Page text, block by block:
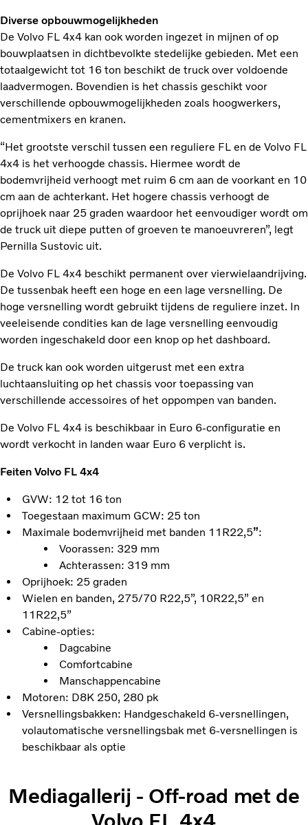
Diverse opbouwmogelijkheden
De Volvo FL 4x4 kan ook worden ingezet in mijnen of op
bouwplaatsen in dichtbevolkte stedelijke gebieden. Met een
totaalgewicht tot 16 ton beschikt de truck over voldoende
laadvermogen. Bovendien is het chassis geschikt voor
verschillende opbouwmogelijkheden zoals hoogwerkers,
cementmixers en kranen.
“Het grootste verschil tussen een reguliere FL en de Volvo FL
4x4 is het verhoogde chassis. Hiermee wordt de
bodemvrijheid verhoogt met ruim 6 cm aan de voorkant en 10
cm aan de achterkant. Het hogere chassis verhoogt de
oprijhoek naar 25 graden waardoor het eenvoudiger wordt om
de truck uit diepe putten of groeven te manoeuvreren”, legt
Pernilla Sustovic uit.
De Volvo FL 4x4 beschikt permanent over vierwielaandrijving.
De tussenbak heeft een hoge en een lage versnelling. De
hoge versnelling wordt gebruikt tijdens de reguliere inzet. In
veeleisende condities kan de lage versnelling eenvoudig
worden ingeschakeld door een knop op het dashboard.
De truck kan ook worden uitgerust met een extra
luchtaansluiting op het chassis voor toepassing van
verschillende accessoires of het oppompen van banden.
De Volvo FL 4x4 is beschikbaar in Euro 6-configuratie en
wordt verkocht in landen waar Euro 6 verplicht is.
Feiten Volvo FL 4x4
GVW: 12 tot 16 ton
Toegestaan maximum GCW: 25 ton
Maximale bodemvrijheid met banden 11R22,5”:
Voorassen: 329 mm
Achterassen: 319 mm
Oprijhoek: 25 graden
Wielen en banden, 275/70 R22,5”, 10R22,5” en
11R22,5”
Cabine-opties:
Dagcabine
Comfortcabine
Manschappencabine
Motoren: D8K 250, 280 pk
Versnellingsbakken: Handgeschakeld 6-versnellingen,
volautomatische versnellingsbak met 6-versnellingen is
beschikbaar als optie
Mediagallerij - Off-road met de